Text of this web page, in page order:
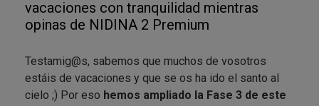
Facebook:Tatiana Sanchez Alvarado
Garcia Fernandez,
Twitter: Andrea Correia,Francisco Rodriguez,
vacaciones con tranquilidad mientras
opinas de NIDINA 2 Premium
Testamig@s, sabemos que muchos de vosotros
estáis de vacaciones y que se os ha ido el santo al
cielo ;) Por eso hemos ampliado la Fase 3 de este